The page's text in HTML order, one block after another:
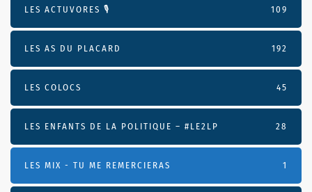
LES ACTUVORES 🎙 109
LES AS DU PLACARD 192
LES COLOCS 45
LES ENFANTS DE LA POLITIQUE – #LE2LP 28
LES MIX - TU ME REMERCIERAS 1